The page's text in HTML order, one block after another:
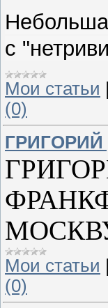
с
Мои статьи
(0)
Мои статьи |
(0)